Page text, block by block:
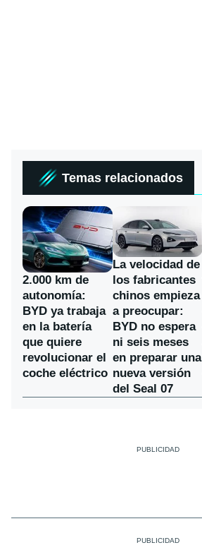
Temas relacionados
2.000 km de
autonomía:
BYD ya trabaja
en la batería
que quiere
revolucionar el
coche eléctrico
La velocidad de
los fabricantes
chinos empieza
a preocupar:
BYD no espera
ni seis meses
en preparar una
nueva versión
del Seal 07